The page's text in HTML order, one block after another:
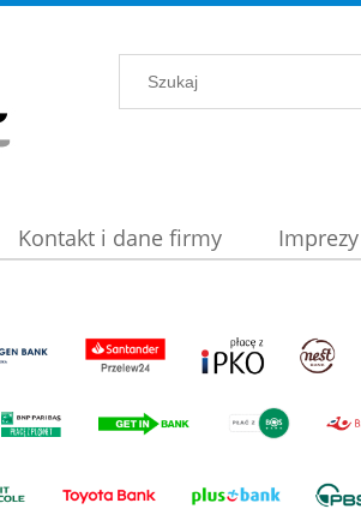
Kontakt i dane firmy Imprezy